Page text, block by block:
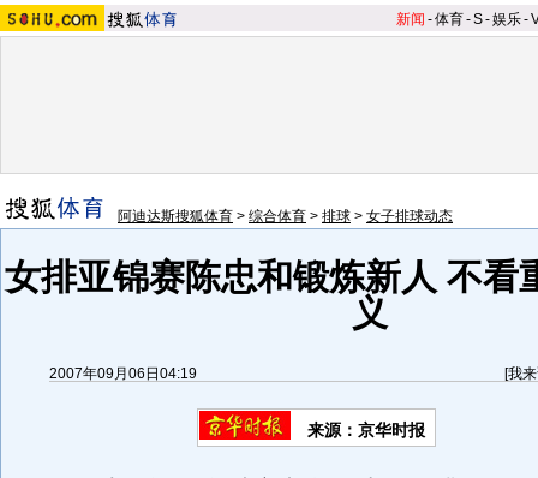
新闻 -体育-S-娱乐-
阿迪达斯搜狐体育 > 综合体育 > 排球 > 女子排球动态
女排亚锦赛陈忠和锻炼新人 不看
义
2007年09月06日04:19 [我
来源：京华时报